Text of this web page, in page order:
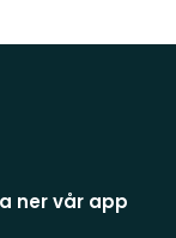
ner vår app